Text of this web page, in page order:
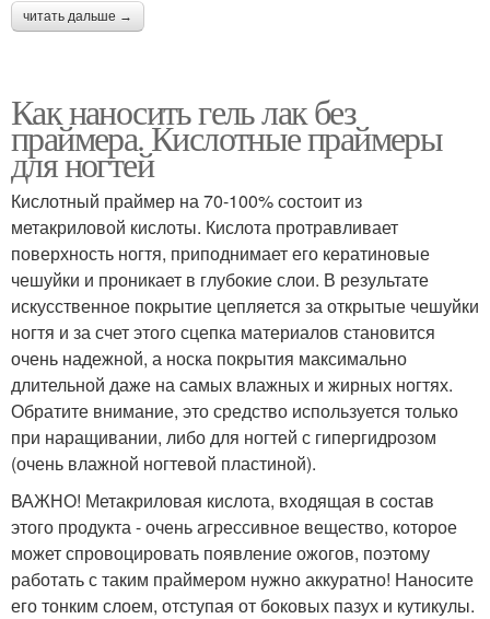
читать дальше →
Как наносить гель лак без
праймера. Кислотные праймеры
для ногтей
Кислотный праймер на 70-100% состоит из
метакриловой кислоты. Кислота протравливает
поверхность ногтя, приподнимает его кератиновые
чешуйки и проникает в глубокие слои. В результате
искусственное покрытие цепляется за открытые чешуйки
ногтя и за счет этого сцепка материалов становится
очень надежной, а носка покрытия максимально
длительной даже на самых влажных и жирных ногтях.
Обратите внимание, это средство используется только
при наращивании, либо для ногтей с гипергидрозом
(очень влажной ногтевой пластиной).
ВАЖНО! Метакриловая кислота, входящая в состав
этого продукта - очень агрессивное вещество, которое
может спровоцировать появление ожогов, поэтому
работать с таким праймером нужно аккуратно! Наносите
его тонким слоем, отступая от боковых пазух и кутикулы.